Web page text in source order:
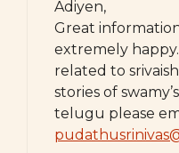
Adiyen,
Great
extremely
related to
stories of
telugu please